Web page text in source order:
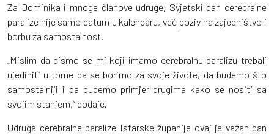
Za Dominika i mnoge članove udruge, Svjetski dan cerebralne
paralize nije samo datum u kalendaru, već poziv na zajedništvo i
borbu za samostalnost.
„Mislim da bismo se mi koji imamo cerebralnu paralizu trebali
ujediniti u tome da se borimo za svoje živote, da budemo što
samostalniji i da budemo primjer drugima kako se nositi sa
svojim stanjem,“ dodaje.
Udruga cerebralne paralize Istarske županije ovaj je važan dan